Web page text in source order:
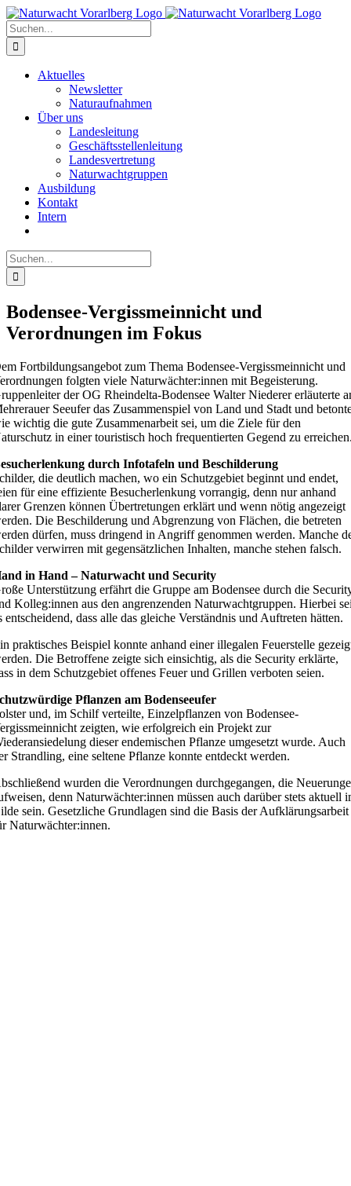
Zum
Inhalt
springen
Suche
nach:
Aktuelles
Newsletter
Naturaufnahmen
Über uns
Landesleitung
Geschäftsstellenleitung
Landesvertretung
Naturwachtgruppen
Ausbildung
Kontakt
Intern
Suche
nach:
Bodensee-Vergissmeinnicht und
Verordnungen im Fokus
Fortbildungsangebot zum Thema Bodensee-Vergissmeinnicht und
folgten viele Naturwächter:innen mit Begeisterung.
der OG Rheindelta-Bodensee Walter Niederer erläuterte
Seeufer das Zusammenspiel von Land und Stadt und
wichtig die gute Zusammenarbeit sei, um die Ziele für den
in einer touristisch hoch frequentierten Gegend zu
durch Infotafeln und Beschilderung
die deutlich machen, wo ein Schutzgebiet beginnt und endet,
für eine effiziente Besucherlenkung vorrangig, denn nur anhand
Grenzen können Übertretungen erklärt und wenn nötig angezeigt
Die Beschilderung und Abgrenzung von Flächen, die betreten
dürfen, muss dringend in Angriff genommen werden. Manche
verwirren mit gegensätzlichen Inhalten, manche stehen falsch.
in Hand – Naturwacht und Security
Unterstützung erfährt die Gruppe am Bodensee durch die
Kolleg:innen aus den angrenzenden Naturwachtgruppen. Hierbei
entscheidend, dass alle das gleiche Verständnis und Auftreten hätten.
praktisches Beispiel konnte anhand einer illegalen Feuerstelle
Die Betroffene zeigte sich einsichtig, als die Security erklärte,
in dem Schutzgebiet offenes Feuer und Grillen verboten seien.
Pflanzen am Bodenseeufer
und, im Schilf verteilte, Einzelpflanzen von Bodensee-
zeigten, wie erfolgreich ein Projekt zur
dieser endemischen Pflanze umgesetzt wurde. Auch
Strandling, eine seltene Pflanze konnte entdeckt werden.
wurden die Verordnungen durchgegangen, die
denn Naturwächter:innen müssen auch darüber stets aktuell
sein. Gesetzliche Grundlagen sind die Basis der Aufklärungsarbeit
Naturwächter:innen.